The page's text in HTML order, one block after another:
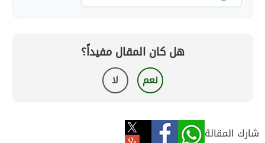
هل كان المقال مفيداً؟
نعم لا
شارك المقالة